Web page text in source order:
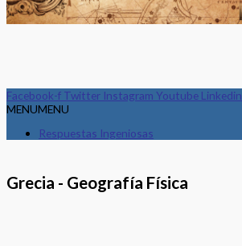
Facebook-f Twitter Instagram Youtube Linkedin
MENUMENU
Respuestas Ingeniosas
Grecia - Geografía Física